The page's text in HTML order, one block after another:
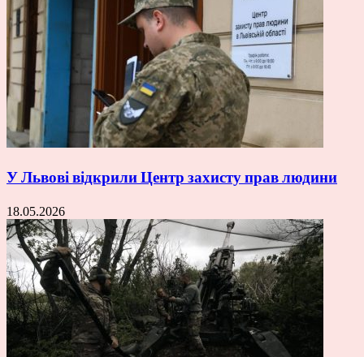
У Львові відкрили Центр захисту прав людини
18.05.2026